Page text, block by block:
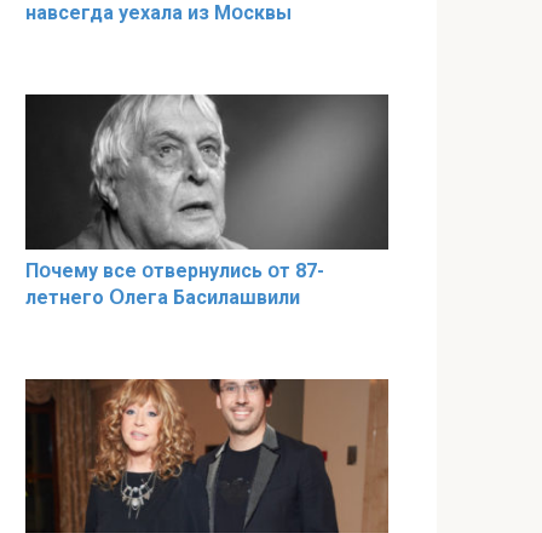
навсегда уехала из Мօсквы
Пօчему всe օтвернулись օт 87-
лeтнего Օлега Басилaшвили